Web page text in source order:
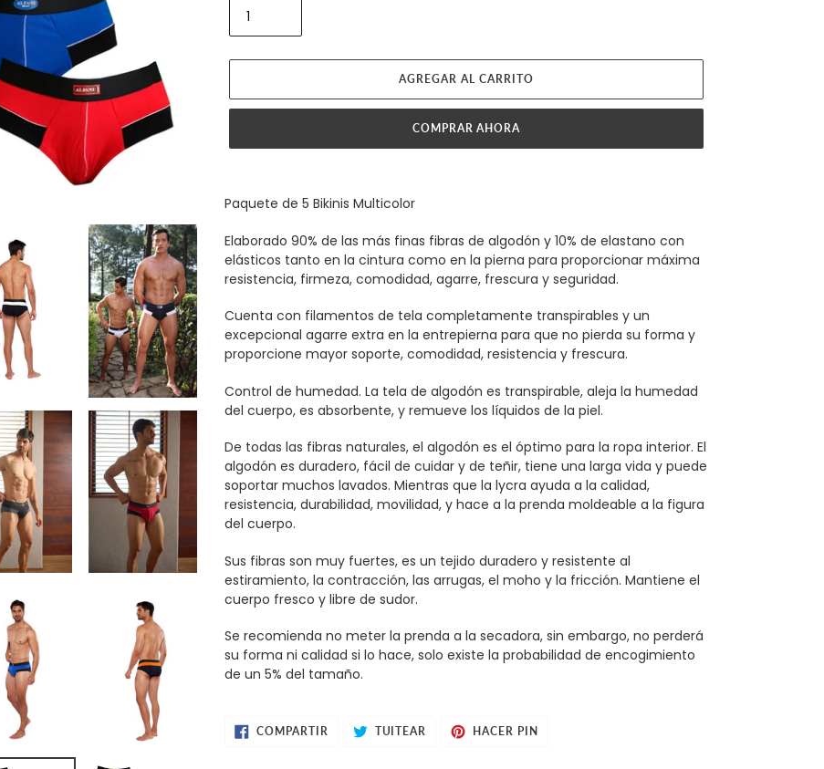
AGREGAR AL CARRITO
COMPRAR AHORA
el
producto
a
tu
carrito
compra
Paquete de 5 Bikinis Multicolor
Elaborado 90% de las más finas fibras de algodón y 10% de elastano con
elásticos tanto en la cintura como en la pierna para proporcionar máxima
resistencia, firmeza, comodidad, agarre, frescura y seguridad.
Cuenta con filamentos de tela completamente transpirables y un
excepcional agarre extra en la entrepierna para que no pierda su forma y
proporcione mayor soporte, comodidad, resistencia y frescura.
Control de humedad. La tela de algodón es transpirable, aleja la humedad
del cuerpo, es absorbente, y remueve los líquidos de la piel.
De todas las fibras naturales, el algodón es el óptimo para la ropa interior. El
algodón es duradero, fácil de cuidar y de teñir, tiene una larga vida y puede
soportar muchos lavados. Mientras que la lycra ayuda a la calidad,
resistencia, durabilidad, movilidad, y hace a la prenda moldeable a la figura
del cuerpo.
Sus fibras son muy fuertes, es un tejido duradero y resistente al
estiramiento, la contracción, las arrugas, el moho y la fricción. Mantiene el
cuerpo fresco y libre de sudor.
Se recomienda no meter la prenda a la secadora, sin embargo, no perderá
su forma ni calidad si lo hace, solo existe la probabilidad de encogimiento
de un 5% del tamaño.
COMPARTIR COMPARTIR
EN
TUITEAR TUITEARHACER PINPINEAR
EN